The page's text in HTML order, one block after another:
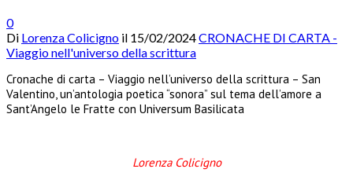
0
Di Lorenza Colicigno il 15/02/2024CRONACHE DI CARTA -
Viaggio nell'universo della scrittura
Cronache di carta – Viaggio nell’universo della scrittura – San
Valentino, un’antologia poetica “sonora” sul tema dell’amore a
Sant’Angelo le Fratte con Universum Basilicata
Lorenza Colicigno